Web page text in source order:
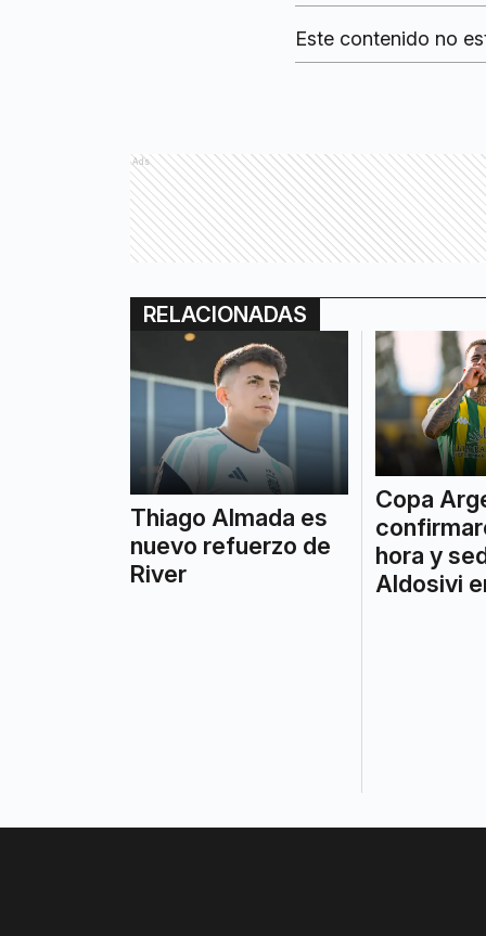
Este contenido no
Ads
RELACIONADAS
Thiago Almada es
nuevo refuerzo de
River
Copa
hora y
Aldosivi